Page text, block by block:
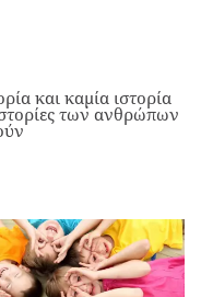
και καμία ιστορία
των ανθρώπων